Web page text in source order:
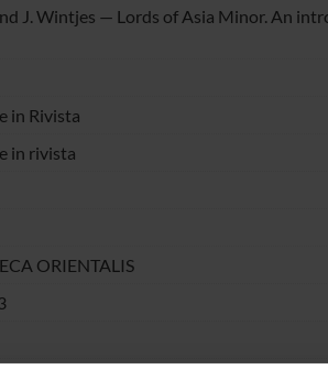
J. Wintjes — Lords of Asia Minor. An
in Rivista
in rivista
ORIENTALIS